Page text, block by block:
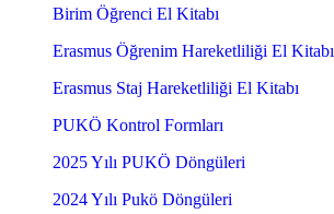
Birim Öğrenci El Kitabı
Erasmus Öğrenim Hareketliliği El Kitabı
Erasmus Staj Hareketliliği El Kitabı
PUKÖ Kontrol Formları
2025 Yılı PUKÖ Döngüleri
2024 Yılı Pukö Döngüleri